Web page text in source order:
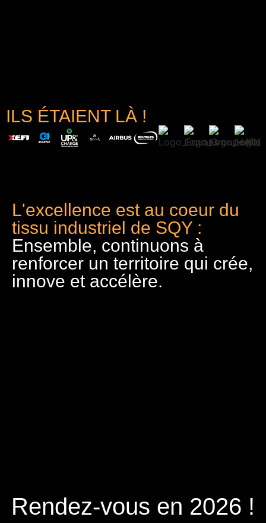
ILS ÉTAIENT LÀ !
L'excellence est au coeur du
tissu industriel de SQY :
Ensemble, continuons à
renforcer un territoire qui crée,
innove et accélère.
Rendez-vous en 2026 !